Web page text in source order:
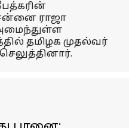
ராஜா
தமிழக முதல்வர்